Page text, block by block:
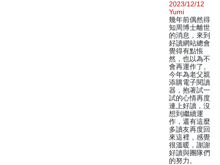
2023/12/12
Yumi
幾年前偶然得
知周博士離世
的消息，來到
好讀網站總會
覺得有點悵
然，也以為不
會再運作了。
今年為老父親
添購電子閱讀
器，抱著試一
試的心情再度
連上好讀，沒
想到繼續運
作，還有這麼
多讀友再度回
來這裡，感覺
很溫暖，謝謝
好讀與團隊們
的努力。